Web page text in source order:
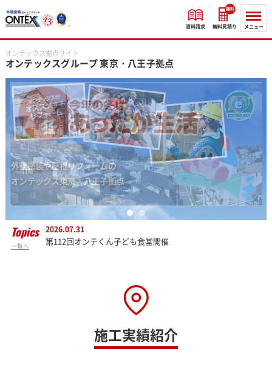
資料請求 無料見積り
無料
メニュー
オンテックス拠点サイト
オンテックスグループ東京・八王子拠点
Topics
一覧へ
2026.07.31
第112回オンテくん子ども食堂開催
施工実績紹介